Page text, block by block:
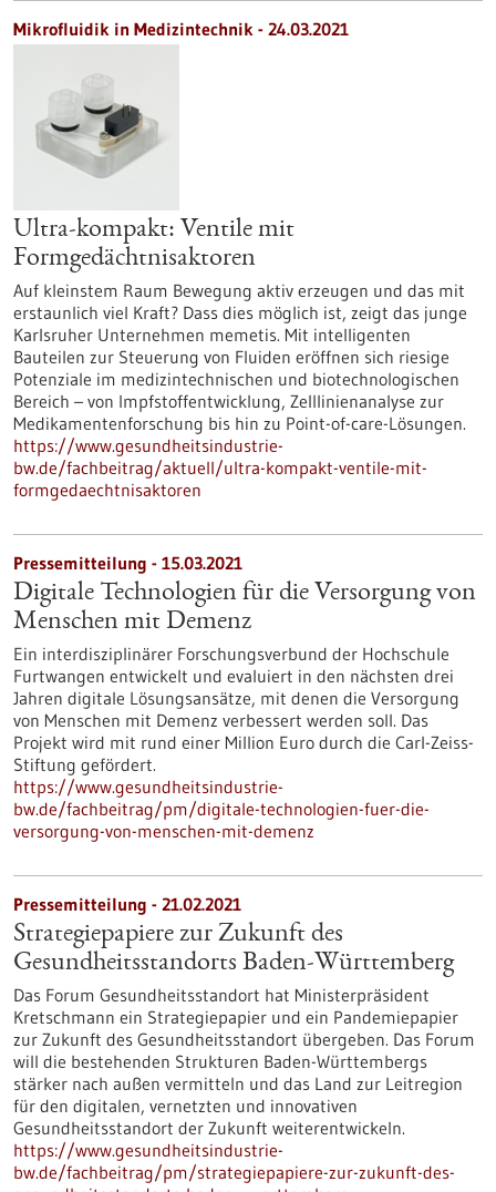
Mikrofluidik in Medizintechnik - 24.03.2021
Ultra-kompakt: Ventile mit
Formgedächtnisaktoren
Auf kleinstem Raum Bewegung aktiv erzeugen und das mit
erstaunlich viel Kraft? Dass dies möglich ist, zeigt das junge
Karlsruher Unternehmen memetis. Mit intelligenten
Bauteilen zur Steuerung von Fluiden eröffnen sich riesige
Potenziale im medizintechnischen und biotechnologischen
Bereich – von Impfstoffentwicklung, Zelllinienanalyse zur
Medikamentenforschung bis hin zu Point-of-care-Lösungen.
https://www.gesundheitsindustrie-
bw.de/fachbeitrag/aktuell/ultra-kompakt-ventile-mit-
formgedaechtnisaktoren
Pressemitteilung - 15.03.2021
Digitale Technologien für die Versorgung von
Menschen mit Demenz
Ein interdisziplinärer Forschungsverbund der Hochschule
Furtwangen entwickelt und evaluiert in den nächsten drei
Jahren digitale Lösungsansätze, mit denen die Versorgung
von Menschen mit Demenz verbessert werden soll. Das
Projekt wird mit rund einer Million Euro durch die Carl-Zeiss-
Stiftung gefördert.
https://www.gesundheitsindustrie-
bw.de/fachbeitrag/pm/digitale-technologien-fuer-die-
versorgung-von-menschen-mit-demenz
Pressemitteilung - 21.02.2021
Strategiepapiere zur Zukunft des
Gesundheitsstandorts Baden-Württemberg
Das Forum Gesundheitsstandort hat Ministerpräsident
Kretschmann ein Strategiepapier und ein Pandemiepapier
zur Zukunft des Gesundheitsstandort übergeben. Das Forum
will die bestehenden Strukturen Baden-Württembergs
stärker nach außen vermitteln und das Land zur Leitregion
für den digitalen, vernetzten und innovativen
Gesundheitsstandort der Zukunft weiterentwickeln.
https://www.gesundheitsindustrie-
bw.de/fachbeitrag/pm/strategiepapiere-zur-zukunft-des-